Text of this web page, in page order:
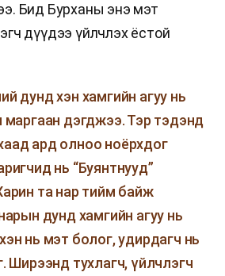
Бид Бурханы энэ мэт
дүүдээ үйлчлэх ёстой
дунд хэн хамгийн агуу нь
маргаан дэгджээ. Тэр тэдэнд
ард олноо ноёрхдог
нь “Буянтнууд”
та нар тийм байж
дунд хамгийн агуу нь
нь мэт болог, удирдагч нь
Ширээнд тухлагч, үйлчлэгч